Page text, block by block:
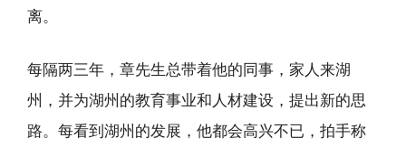
离。
每隔两三年，章先生总带着他的同事，家人来湖
州，并为湖州的教育事业和人材建设，提出新的思
路。每看到湖州的发展，他都会高兴不已，拍手称